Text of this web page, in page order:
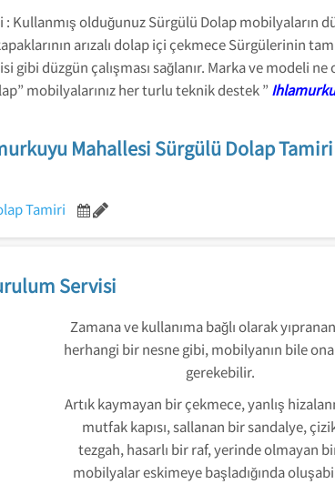
Kullanmış olduğunuz Sürgülü Dolap mobilyaların
arızalı dolap içi çekmece Sürgülerinin
gibi düzgün çalışması sağlanır. Marka ve modeli
mobilyalarınız her turlu teknik destek ”
Mahallesi Sürgülü Dolap Tamiri
Tamiri
Servisi
Zamana ve kullanıma bağlı olarak
herhangi bir nesne gibi, mobilyanın bile
gerekebilir.
Artık kaymayan bir çekmece, yanlış
mutfak kapısı, sallanan bir sandalye,
tezgah, hasarlı bir raf, yerinde olmayan
mobilyalar eskimeye başladığında